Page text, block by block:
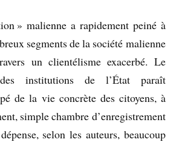
» malienne a rapidement peiné à
segments de la société malienne
un clientélisme exacerbé. Le
des institutions de l’État paraît
de la vie concrète des citoyens, à
simple chambre d’enregistrement
selon les auteurs, beaucoup